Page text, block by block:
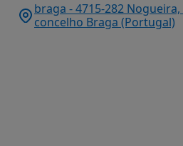
braga - 4715-282
concelho Braga (Portugal)